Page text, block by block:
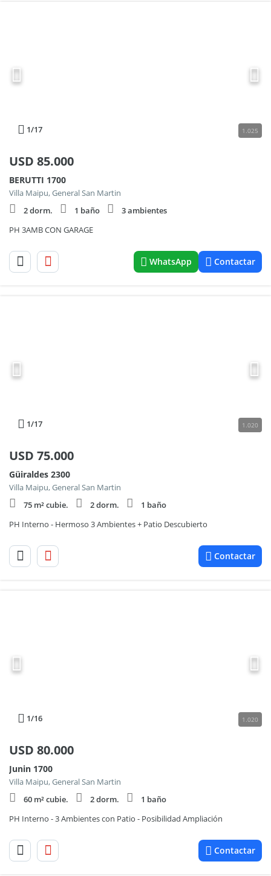
1/17 1.025
USD 85.000
BERUTTI 1700
Villa Maipu, General San Martin
2 dorm.
1 baño
3 ambientes
PH 3AMB CON GARAGE
WhatsApp Contactar
1/17 1.020
USD 75.000
Güiraldes 2300
Villa Maipu, General San Martin
75 m² cubie.
2 dorm.
1 baño
PH Interno - Hermoso 3 Ambientes + Patio Descubierto
Contactar
1/16 1.020
USD 80.000
Junin 1700
Villa Maipu, General San Martin
60 m² cubie.
2 dorm.
1 baño
PH Interno - 3 Ambientes con Patio - Posibilidad Ampliación
Contactar